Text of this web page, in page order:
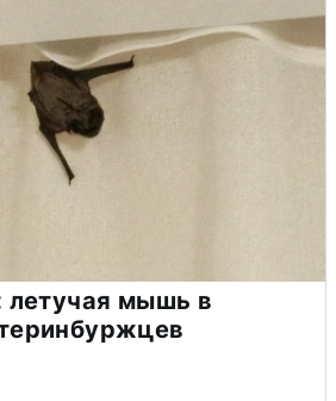
летучая мышь в